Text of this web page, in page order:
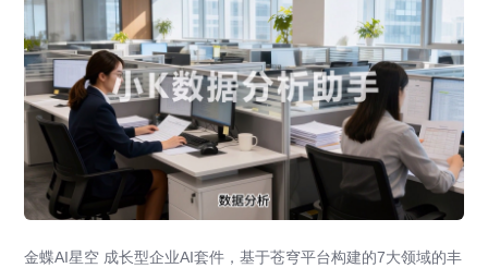
金蝶AI星空 成长型企业AI套件，基于苍穹平台构建的7大领域的丰